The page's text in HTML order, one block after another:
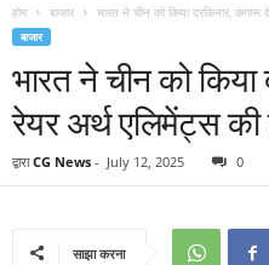
होम बाजार भारत ने चीन को किया दरकिनार,
बाजार
भारत ने चीन को
रेयर अर्थ एलिमेंट्स की
द्वारा CG News - July 12, 2025 0
साझा करना